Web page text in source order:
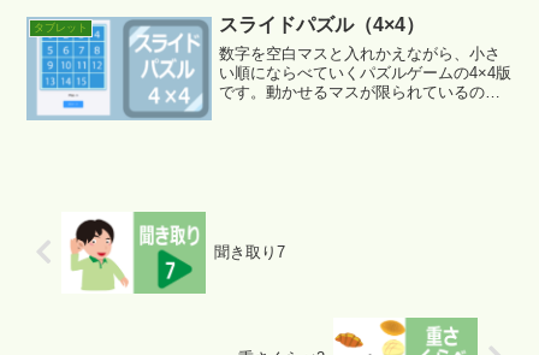
タブレット スライドパズル（4×4）
数字を空白マスと入れかえながら、小さ
い順にならべていくパズルゲームの4×4版
です。動かせるマスが限られているの
聞き取り7